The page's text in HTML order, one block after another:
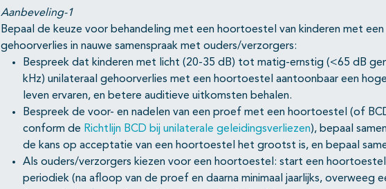
Aanbeveling-1
Bepaal de keuze voor behandeling met een hoortoestel van kinderen met een
gehoorverlies in nauwe samenspraak met ouders/verzorgers:
Bespreek dat kinderen met licht (20-35 dB) tot matig-ernstig (<65 dB
kHz) unilateraal gehoorverlies met een hoortoestel aantoonbaar een
leven ervaren, en betere auditieve uitkomsten behalen.
Bespreek de voor- en nadelen van een proef met een hoortoestel (of
conform de Richtlijn BCD bij unilaterale geleidingsverliezen), bepaal
de kans op acceptatie van een hoortoestel het grootst is, en bepaal
Als ouders/verzorgers kiezen voor een hoortoestel: start een
periodiek (na afloop van de proef en daarna minimaal jaarlijks, overweeg